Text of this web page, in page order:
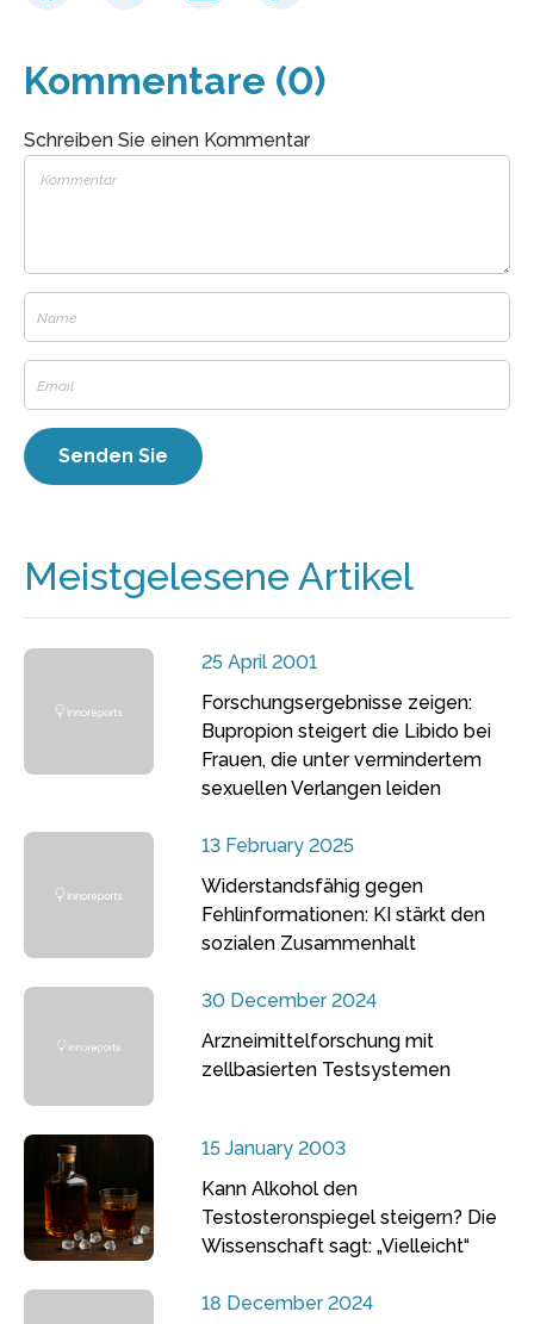
Kommentare (0)
Schreiben Sie einen Kommentar
Meistgelesene Artikel
25 April 2001
Forschungsergebnisse zeigen:
Bupropion steigert die Libido bei
Frauen, die unter vermindertem
sexuellen Verlangen leiden
13 February 2025
Widerstandsfähig gegen
Fehlinformationen: KI stärkt den
sozialen Zusammenhalt
30 December 2024
Arzneimittelforschung mit
zellbasierten Testsystemen
15 January 2003
Kann Alkohol den
Testosteronspiegel steigern? Die
Wissenschaft sagt: „Vielleicht“
18 December 2024